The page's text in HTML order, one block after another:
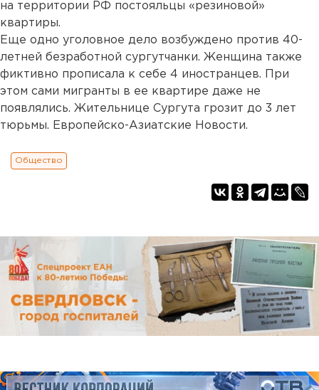
на территории РФ постояльцы «резиновой»
квартиры.
Еще одно уголовное дело возбуждено против 40-
летней безработной сургутчанки. Женщина также
фиктивно прописала к себе 4 иностранцев. При
этом сами мигранты в ее квартире даже не
появлялись. Жительнице Сургута грозит до 3 лет
тюрьмы. Европейско-Азиатские Новости.
Общество